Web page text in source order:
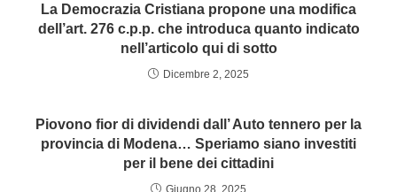
La Democrazia Cristiana propone una modifica
dell’art. 276 c.p.p. che introduca quanto indicato
nell’articolo qui di sotto
Dicembre 2, 2025
Piovono fior di dividendi dall’ Auto tennero per la
provincia di Modena… Speriamo siano investiti
per il bene dei cittadini
Giugno 28, 2025